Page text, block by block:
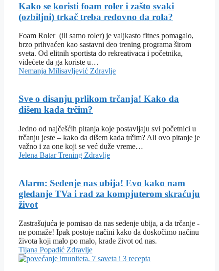
Kako se koristi foam roler i zašto svaki
(ozbiljni) trkač treba redovno da rola?
Foam Roler (ili samo roler) je valjkasto fitnes pomagalo,
brzo prihvaćen kao sastavni deo trening programa širom
sveta. Od elitnih sportista do rekreativaca i početnika,
videćete da ga koriste u…
Nemanja Milisavljević Zdravlje
Sve o disanju prlikom trčanja! Kako da
dišem kada trčim?
Jedno od najčešćih pitanja koje postavljaju svi početnici u
trčanju jeste – kako da dišem kada trčim? Ali ovo pitanje je
važno i za one koji se već duže vreme…
Jelena BatarTrening Zdravlje
Alarm: Sedenje nas ubija! Evo kako nam
gledanje TVa i rad za kompjuterom skraćuju
život
Zastrašujuća je pomisao da nas sedenje ubija, a da trčanje -
ne pomaže! Ipak postoje načini kako da doskočimo načinu
života koji malo po malo, krade život od nas.
Tijana Popadić Zdravlje